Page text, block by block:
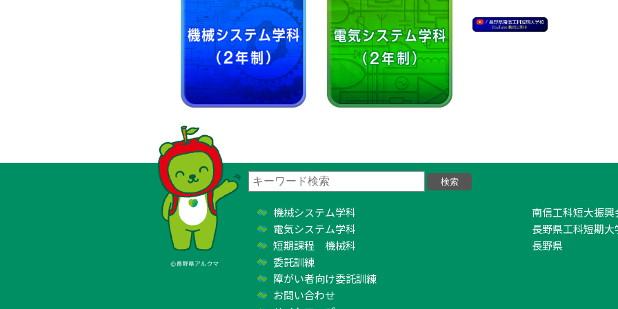
機械システム学科
電気システム学科
短期課程 機械科
委託訓練
障がい者向け委託訓練
お問い合わせ
南信工科短大振興
長野県工科短期大
長野県